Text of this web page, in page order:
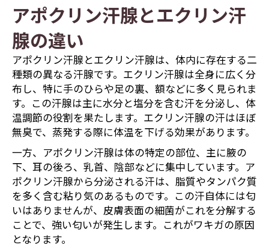
アポクリン汗腺とエクリン汗
腺の違い
アポクリン汗腺とエクリン汗腺は、体内に存在する二
種類の異なる汗腺です。エクリン汗腺は全身に広く分
布し、特に手のひらや足の裏、額などに多く見られま
す。この汗腺は主に水分と塩分を含む汗を分泌し、体
温調節の役割を果たします。エクリン汗腺の汗はほぼ
無臭で、蒸発する際に体温を下げる効果があります。
一方、アポクリン汗腺は体の特定の部位、主に腋の
下、耳の後ろ、乳首、陰部などに集中しています。ア
ポクリン汗腺から分泌される汗は、脂質やタンパク質
を多く含む粘り気のあるものです。この汗自体には匂
いはありませんが、皮膚表面の細菌がこれを分解する
ことで、強い匂いが発生します。これがワキガの原因
となります。